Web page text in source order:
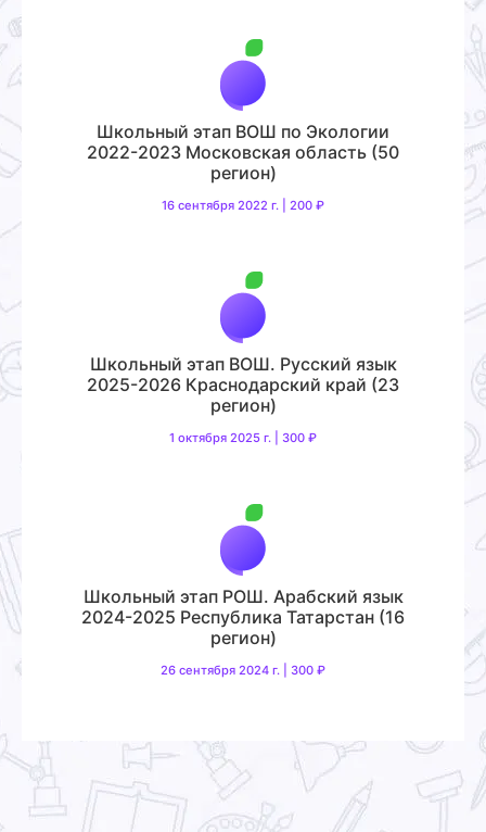
Школьный этап ВОШ по Экологии
2022-2023 Московская область (50
регион)
16 сентября 2022 г. | 200 ₽
Школьный этап ВОШ. Русский язык
2025-2026 Краснодарский край (23
регион)
1 октября 2025 г. | 300 ₽
Школьный этап РОШ. Арабский язык
2024-2025 Республика Татарстан (16
регион)
26 сентября 2024 г. | 300 ₽